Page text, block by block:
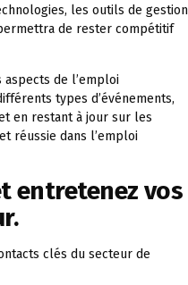
les outils de gestion
de rester compétitif
de l’emploi
types d’événements,
en restant à jour sur les
réussie dans l’emploi
entretenez vos
clés du secteur de